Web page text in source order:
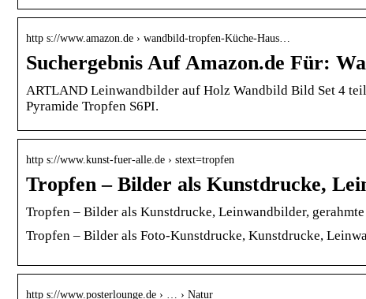
http s://www.amazon.de › wandbild-tropfen-Küche-Haus…
Suchergebnis Auf Amazon.de Für:
ARTLAND Leinwandbilder auf Holz Wandbild Bild Set 4
Pyramide Tropfen S6PI.
http s://www.kunst-fuer-alle.de › stext=tropfen
Tropfen – Bilder als Kunstdrucke,
Tropfen – Bilder als Kunstdrucke, Leinwandbilder,
Tropfen – Bilder als Foto-Kunstdrucke, Kunstdrucke,
http s://www.posterlounge.de › … › Natur